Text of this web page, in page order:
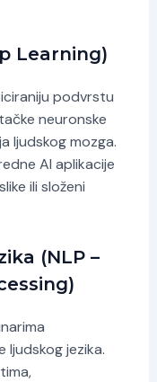
Learning)
podvrstu
neuronske
ljudskog mozga.
AI aplikacije
ili složeni
(NLP –
ljudskog jezika.